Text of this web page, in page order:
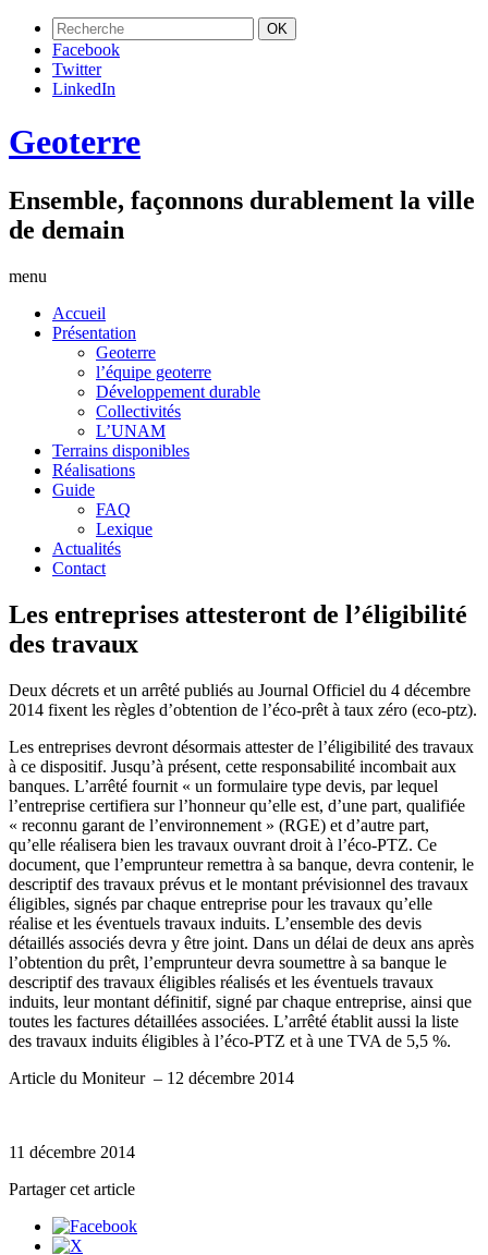
Facebook
Twitter
LinkedIn
Geoterre
Ensemble, façonnons durablement la ville
de demain
menu
Accueil
Présentation
Geoterre
l’équipe geoterre
Développement durable
Collectivités
L’UNAM
Terrains disponibles
Réalisations
Guide
FAQ
Lexique
Actualités
Contact
Les entreprises attesteront de l’éligibilité
des travaux
Deux décrets et un arrêté publiés au Journal Officiel du 4 décembre
2014 fixent les règles d’obtention de l’éco-prêt à taux zéro (eco-ptz).
Les entreprises devront désormais attester de l’éligibilité des travaux
à ce dispositif. Jusqu’à présent, cette responsabilité incombait aux
banques. L’arrêté fournit « un formulaire type devis, par lequel
l’entreprise certifiera sur l’honneur qu’elle est, d’une part, qualifiée
« reconnu garant de l’environnement » (RGE) et d’autre part,
qu’elle réalisera bien les travaux ouvrant droit à l’éco-PTZ. Ce
document, que l’emprunteur remettra à sa banque, devra contenir, le
descriptif des travaux prévus et le montant prévisionnel des travaux
éligibles, signés par chaque entreprise pour les travaux qu’elle
réalise et les éventuels travaux induits. L’ensemble des devis
détaillés associés devra y être joint. Dans un délai de deux ans après
l’obtention du prêt, l’emprunteur devra soumettre à sa banque le
descriptif des travaux éligibles réalisés et les éventuels travaux
induits, leur montant définitif, signé par chaque entreprise, ainsi que
toutes les factures détaillées associées. L’arrêté établit aussi la liste
des travaux induits éligibles à l’éco-PTZ et à une TVA de 5,5 %.
Article du Moniteur – 12 décembre 2014
11 décembre 2014
Partager cet article